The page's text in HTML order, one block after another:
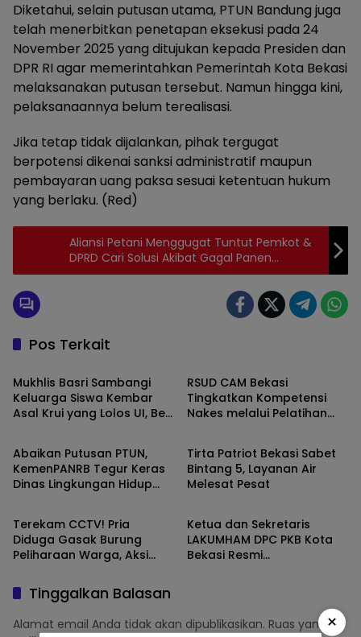
Diketahui, selain putusan utama, PTUN Bandung juga
telah menerbitkan penetapan eksekusi pada 24
November 2025 yang ditujukan kepada Presiden dan
DPR RI agar memerintahkan Pemerintah Kota Bekasi
melaksanakan putusan tersebut. Namun hingga kini,
pelaksanaannya belum terealisasi.
Jika tetap tidak dijalankan, pihak tergugat
berpotensi dikenai sanksi administratif maupun
pembayaran uang paksa sesuai ketentuan hukum
yang berlaku. (Red)
Aliansi Petani Menggugat Tuntut Pemkot &
DPRD Cari Solusi Akibat Gagal Panen
Terendam Banjir ‎ ‎
Pos Terkait
Bekasi
Mukhlis Basri Sambangi
Keluarga Siswa Kembar
Asal Krui yang Lolos UI, Beri
RSUD CAM Bekasi
Tingkatkan Kompetensi
Nakes melalui Pelatihan
Bekasi
Abaikan Putusan PTUN,
KemenPANRB Tegur Keras
Dinas Lingkungan Hidup
Bekasi
Tirta Patriot Bekasi Sabet
Bintang 5, Layanan Air
Melesat Pesat
Bekasi
Terekam CCTV! Pria
Diduga Gasak Burung
Peliharaan Warga, Aksi
Bekasi
Ketua dan Sekretaris
LAKUMHAM DPC PKB Kota
Bekasi Resmi
Tinggalkan Balasan
Alamat email Anda tidak akan dipublikasikan. Ruas yang ×